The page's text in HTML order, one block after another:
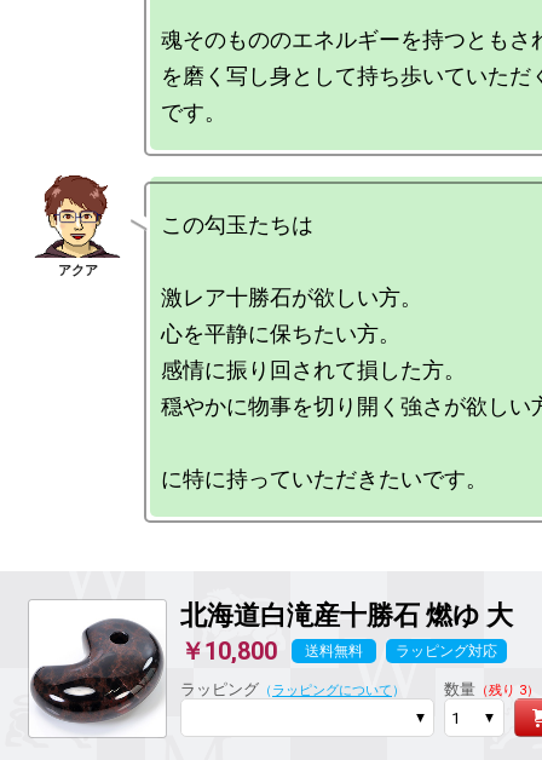
魂そのもののエネルギーを持つともさ
を磨く写し身として持ち歩いていただ
この勾玉たちは
激レア十勝石が欲しい方。
心を平静に保ちたい方。
感情に振り回されて損した方。
穏やかに物事を切り開く強さが欲しい
北海道白滝産十勝石 燃ゆ 大
￥10,800 送料無料 ラッピング対応
ラッピング （ ラッピングについて ） 数量（残り 3）